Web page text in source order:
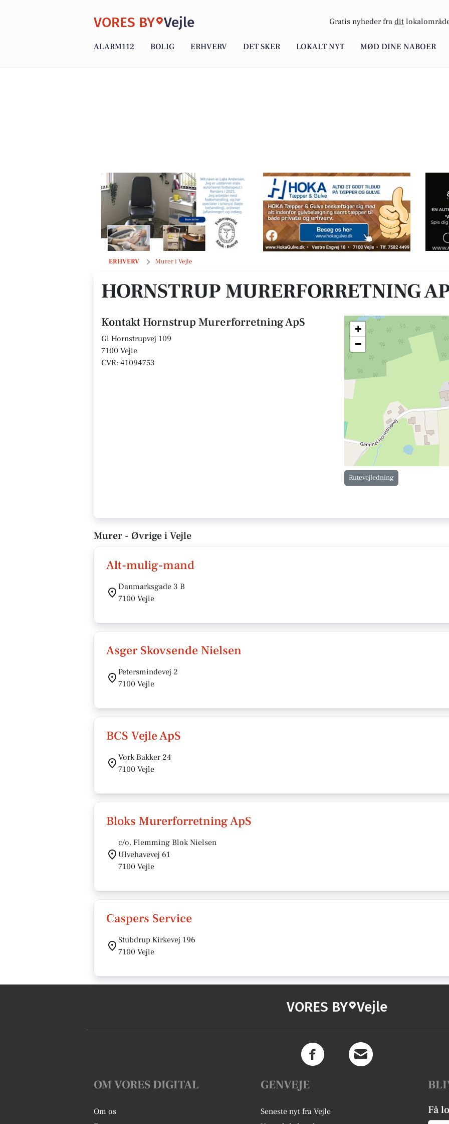
VORES BY Vejle Gratis nyheder fra dit
ALARM112 BOLIG ERHVERV DET SKER LOKALT NYT MØD DINE NABOER
ERHVERV Murer i Vejle
Hornstrup Murerforretning ApS
HORNSTRUP MURERFORRETNING
Kontakt Hornstrup Murerforretning ApS
Gl Hornstrupvej 109
7100 Vejle
CVR: 41094753
+
−
Rutevejledning
Murer - Øvrige i Vejle
Alt-mulig-mand
Danmarksgade 3 B
7100 Vejle
Asger Skovsende Nielsen
Petersmindevej 2
7100 Vejle
BCS Vejle ApS
Vork Bakker 24
7100 Vejle
Bloks Murerforretning ApS
c/o. Flemming Blok Nielsen
Ulvehavevej 61
7100 Vejle
Caspers Service
Stubdrup Kirkevej 196
7100 Vejle
VORES BY Vejle
OM VORES DIGITAL
Om os
GENVEJE
Seneste nyt fra Vejle
Få